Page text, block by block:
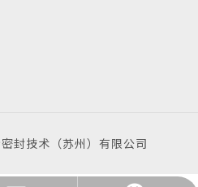
封技术（苏州）有限公司